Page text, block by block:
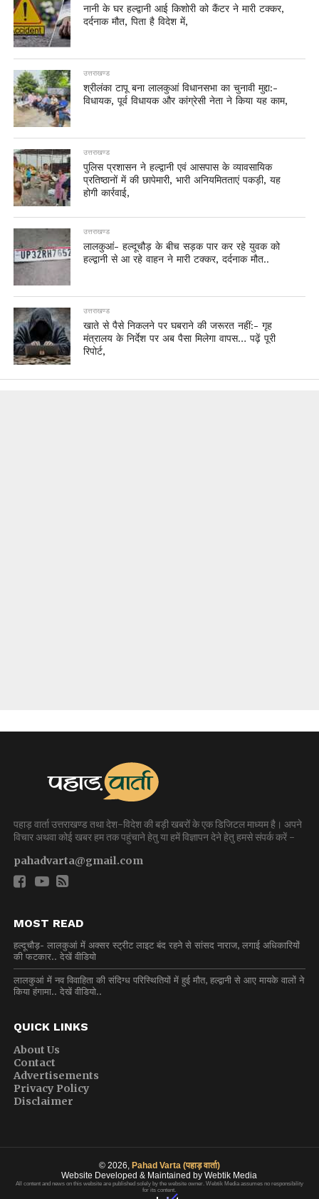
नानी के घर हल्द्वानी आई किशोरी को कैंटर ने मारी टक्कर,
दर्दनाक मौत, पिता है विदेश में,
उत्तराखण्ड
श्रीलंका टापू बना लालकुआं विधानसभा का चुनावी मुद्दा:-
विधायक, पूर्व विधायक और कांग्रेसी नेता ने किया यह काम,
उत्तराखण्ड
पुलिस प्रशासन ने हल्द्वानी एवं आसपास के व्यावसायिक
प्रतिष्ठानों में की छापेमारी, भारी अनियमितताएं पकड़ी, यह
होगी कार्रवाई,
उत्तराखण्ड
लालकुआं- हल्दूचौड़ के बीच सड़क पार कर रहे युवक को
हल्द्वानी से आ रहे वाहन ने मारी टक्कर, दर्दनाक मौत..
उत्तराखण्ड
खाते से पैसे निकलने पर घबराने की जरूरत नहीं:- गृह
मंत्रालय के निर्देश पर अब पैसा मिलेगा वापस… पढ़ें पूरी
रिपोर्ट,
पहाड़ वार्ता उत्तराखण्ड तथा देश-विदेश की बड़ी खबरों के एक डिजिटल माध्यम है। अपने
विचार अथवा कोई खबर हम तक पहुंचाने हेतु या हमें विज्ञापन देने हेतु हमसे संपर्क करें -
pahadvarta@gmail.com
MOST READ
हल्दूचौड़- लालकुआं में अक्सर स्ट्रीट लाइट बंद रहने से सांसद नाराज, लगाई अधिकारियों
की फटकार.. देखें वीडियो
लालकुआं में नव विवाहिता की संदिग्ध परिस्थितियों में हुई मौत, हल्द्वानी से आए मायके वालों ने
किया हंगामा.. देखें वीडियो..
QUICK LINKS
About Us
Contact
Advertisements
Privacy Policy
Disclaimer
© 2026, Pahad Varta (पहाड़ वार्ता)
Website Developed & Maintained by Webtik Media
All content and news on this website are published solely by the website owner. Webtik Media assumes no responsibility
for its content.